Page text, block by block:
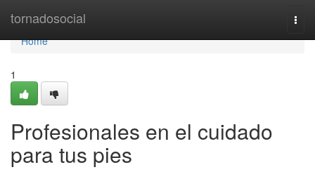
tornadosocial
Home
Home
1
Profesionales en el cuidado
para tus pies